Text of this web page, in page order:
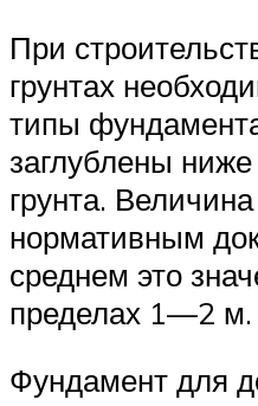
При
грунтах
типы
заглублены
грунта.
нормативным
среднем это
пределах 1—2 м.
Фундамент для